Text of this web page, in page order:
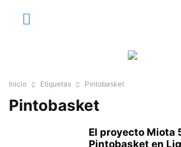
Inicio Etiquetas Pintobasket
Pintobasket
El proyecto Miota
Pintobasket en